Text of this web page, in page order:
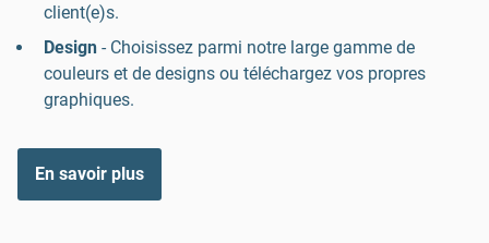
client(e)s.
Design - Choisissez parmi notre large gamme de
couleurs et de designs ou téléchargez vos propres
graphiques.
En savoir plus